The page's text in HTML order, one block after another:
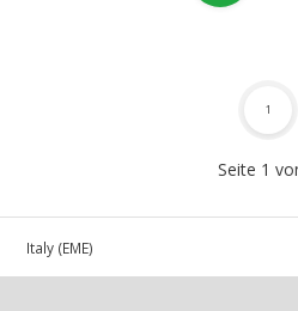
Seite 1
1
in Italy (EME)